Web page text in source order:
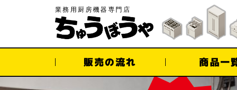
業務用厨房機器専門店
販売の流れ 商品一